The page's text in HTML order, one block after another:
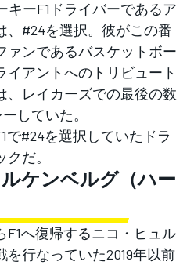
ーF1ドライバーであるア
、#24を選択。彼がこの番
ァンであるバスケットボー
イアントへのトリビュート
、レイカーズでの最後の数
していた。
#24を選択していたドラ
だ。
ケンベルグ（ハー
F1へ復帰するニコ・ヒュル
行なっていた2019年以前